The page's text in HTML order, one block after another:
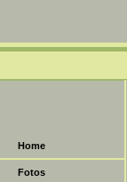
Home
Fotos